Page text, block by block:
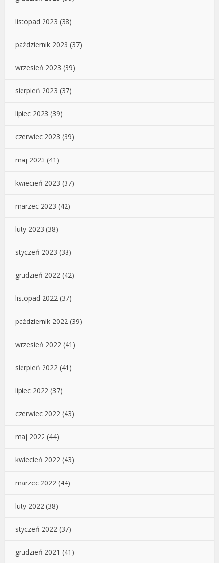
listopad 2023 (38)
październik 2023 (37)
wrzesień 2023 (39)
sierpień 2023 (37)
lipiec 2023 (39)
czerwiec 2023 (39)
maj 2023 (41)
kwiecień 2023 (37)
marzec 2023 (42)
luty 2023 (38)
styczeń 2023 (38)
grudzień 2022 (42)
listopad 2022 (37)
październik 2022 (39)
wrzesień 2022 (41)
sierpień 2022 (41)
lipiec 2022 (37)
czerwiec 2022 (43)
maj 2022 (44)
kwiecień 2022 (43)
marzec 2022 (44)
luty 2022 (38)
styczeń 2022 (37)
grudzień 2021 (41)